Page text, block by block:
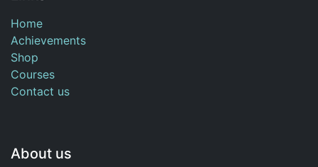
Home
Achievements
Shop
Courses
Contact us
About us